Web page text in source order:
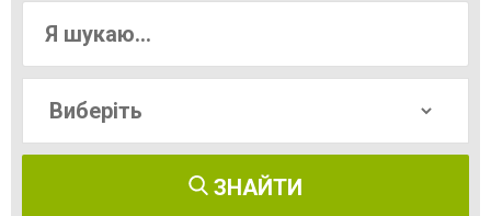
ЗНАЙТИ